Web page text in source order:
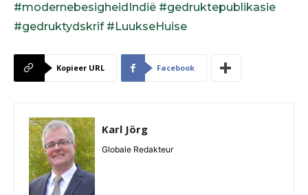
#modernebesigheidIndië #gedruktepublikasie
#gedruktydskrif #LuukseHuise
Kopieer URL Facebook
Karl Jörg
Globale Redakteur